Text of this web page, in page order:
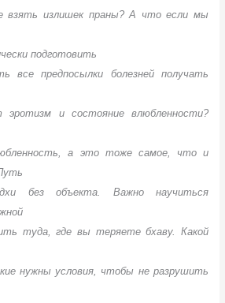
взять излишек праны? А что если мы
подготовить
все предпосылки болезней получать
эротизм и состояние влюбленности?
а это тоже самое, что и
без объекта. Важно научиться
туда, где вы теряете бхаву. Какой
нужны условия, чтобы не разрушить